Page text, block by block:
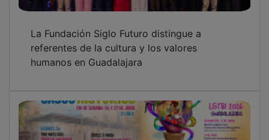
referentes de la cultura y los valores
humanos en Guadalajara